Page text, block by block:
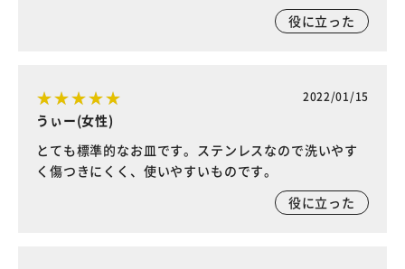
役に立った
2022/01/15
うぃー(女性)
とても標準的なお皿です。ステンレスなので洗いやす
く傷つきにくく、使いやすいものです。
役に立った